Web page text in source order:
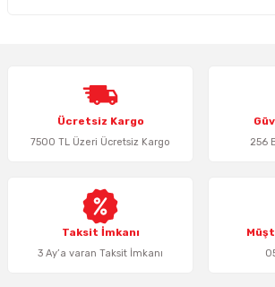
Ücretsiz Kargo
7500 TL Üzeri Ücretsiz Kargo 256
Taksit İmkanı
3 Ay’a varan Taksit İmkanı